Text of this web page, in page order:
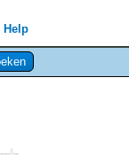
Help